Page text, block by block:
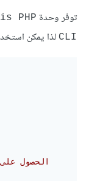
توفر وحدة PHP
CLI لذا يمكن